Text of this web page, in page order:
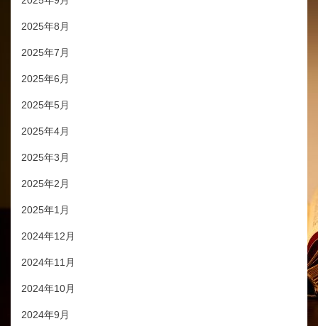
2025年8月
2025年7月
2025年6月
2025年5月
2025年4月
2025年3月
2025年2月
2025年1月
2024年12月
2024年11月
2024年10月
2024年9月